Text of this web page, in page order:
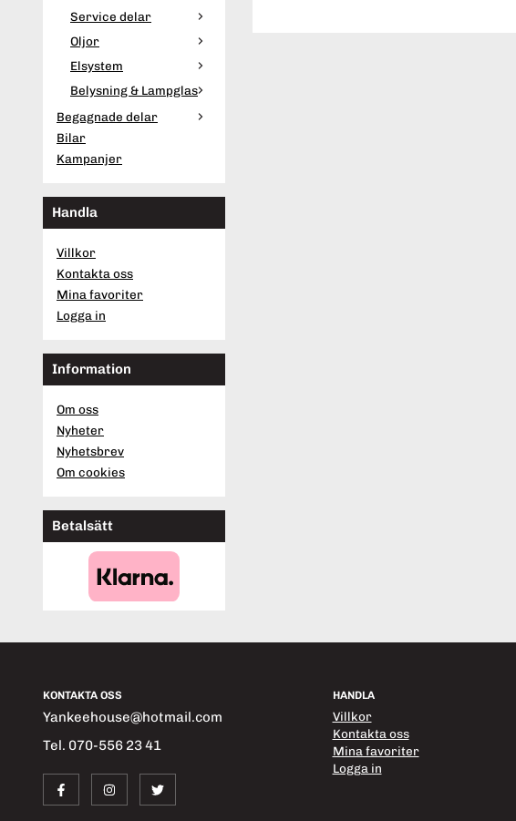
Service delar
Oljor
Elsystem
Belysning & Lampglas
Begagnade delar
Bilar
Kampanjer
Handla
Villkor
Kontakta oss
Mina favoriter
Logga in
Information
Om oss
Nyheter
Nyhetsbrev
Om cookies
Betalsätt
KONTAKTA OSS
Yankeehouse@hotmail.com
Tel. 070-556 23 41
HANDLA
Villkor
Kontakta oss
Mina favoriter
Logga in